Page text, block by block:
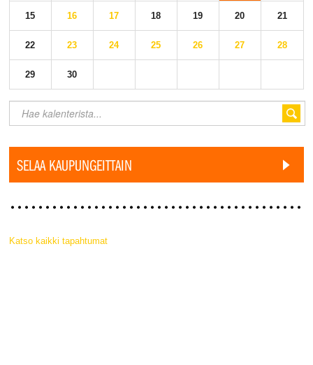
15 16 17 18 19 20 21
22 23 24 25 26 27 28
29 30
SELAA KAUPUNGEITTAIN
Katso kaikki tapahtumat